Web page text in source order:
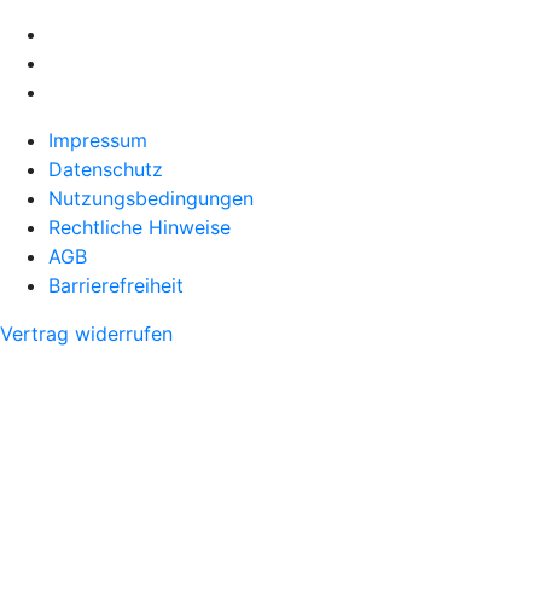
Impressum
Datenschutz
Nutzungsbedingungen
Rechtliche Hinweise
AGB
Barrierefreiheit
Vertrag widerrufen